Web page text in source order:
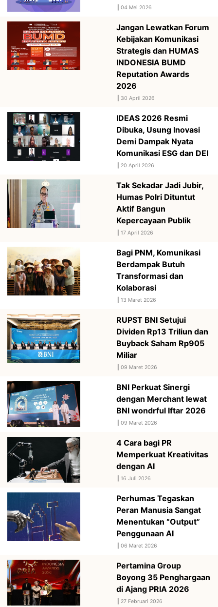
04 Mei 2026
Jangan Lewatkan Forum
Kebijakan Komunikasi
Strategis dan HUMAS
INDONESIA BUMD
Reputation Awards
2026
30 April 2026
IDEAS 2026 Resmi
Dibuka, Usung Inovasi
Demi Dampak Nyata
Komunikasi ESG dan DEI
20 April 2026
Tak Sekadar Jadi Jubir,
Humas Polri Dituntut
Aktif Bangun
Kepercayaan Publik
17 April 2026
Bagi PNM, Komunikasi
Berdampak Butuh
Transformasi dan
Kolaborasi
13 Maret 2026
RUPST BNI Setujui
Dividen Rp13 Triliun dan
Buyback Saham Rp905
Miliar
09 Maret 2026
BNI Perkuat Sinergi
dengan Merchant lewat
BNI wondrful Iftar 2026
09 Maret 2026
4 Cara bagi PR
Memperkuat Kreativitas
dengan AI
16 Juli 2026
Perhumas Tegaskan
Peran Manusia Sangat
Menentukan “Output”
Penggunaan AI
06 Maret 2026
Pertamina Group
Boyong 35 Penghargaan
di Ajang PRIA 2026
27 Februari 2026